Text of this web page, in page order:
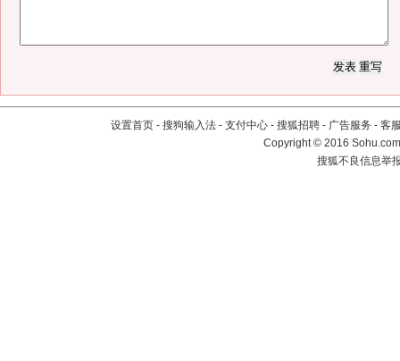
设置首页 - 搜狗输入法 - 支付中心 - 搜狐招聘 - 广告服务 - 客
Copyright©2016
搜狐不良信息举